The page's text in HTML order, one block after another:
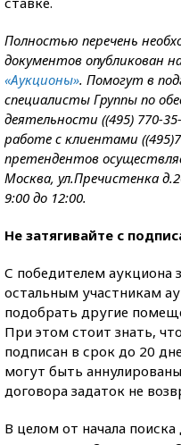
Полностью перечень
документов опубликован
«Аукционы». Помогут в
специалисты Группы по
деятельности ((495) 770-
работе с клиентами
претендентов
Москва, ул.Пречистенка
9:00 до 12:00.
Не затягивайте с
С победителем аукциона
остальным участникам
подобрать другие
При этом стоит знать,
подписан в срок до 20
могут быть
договора задаток не
В целом от начала